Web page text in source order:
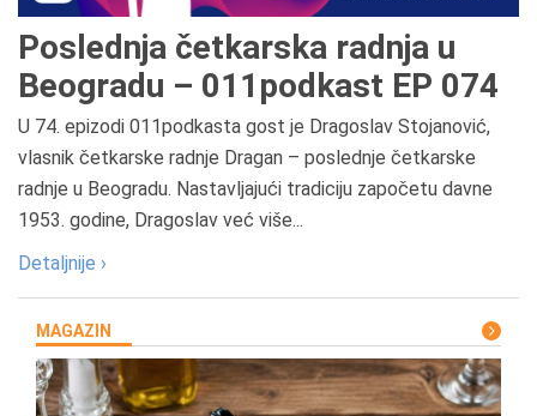
Poslednja četkarska radnja u
Beogradu – 011podkast EP 074
U 74. epizodi 011podkasta gost je Dragoslav Stojanović,
vlasnik četkarske radnje Dragan – poslednje četkarske
radnje u Beogradu. Nastavljajući tradiciju započetu davne
1953. godine, Dragoslav već više...
Detaljnije ›
MAGAZIN